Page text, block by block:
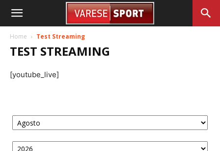
Home Test Streaming
TEST STREAMING
[youtube_live]